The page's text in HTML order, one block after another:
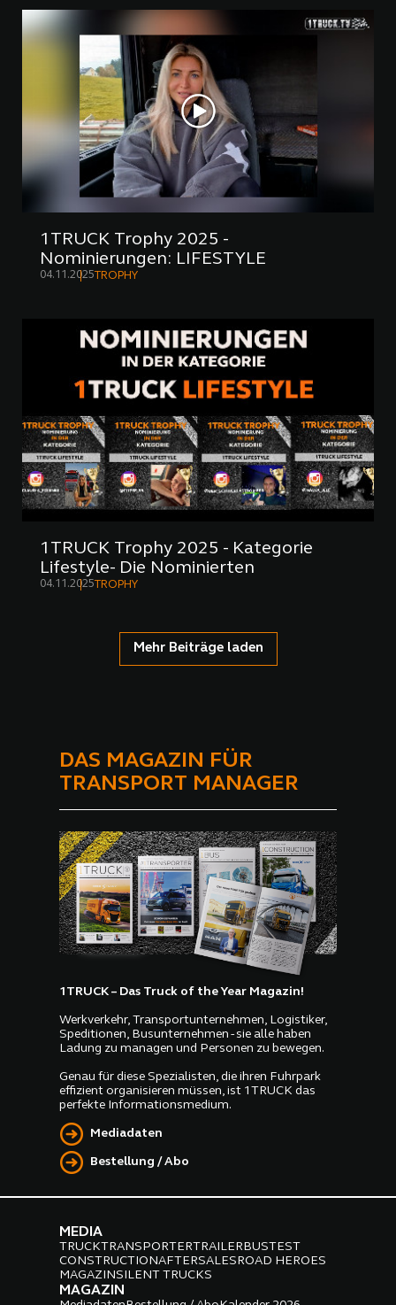
1TRUCK Trophy 2025 -
Nominierungen: LIFESTYLE
04.11.2025TROPHY
1TRUCK Trophy 2025 - Kategorie
Lifestyle- Die Nominierten
04.11.2025TROPHY
Mehr Beiträge laden
DAS MAGAZIN FÜR
TRANSPORT MANAGER
1TRUCK – Das Truck of the Year Magazin!
Werkverkehr, Transportunternehmen, Logistiker,
Speditionen, Busunternehmen - sie alle haben
Ladung zu managen und Personen zu bewegen.
Genau für diese Spezialisten, die ihren Fuhrpark
effizient organisieren müssen, ist 1TRUCK das
perfekte Informationsmedium.
Mediadaten
Bestellung / Abo
MEDIA
TRUCKTRANSPORTERTRAILERBUSTEST
CONSTRUCTIONAFTERSALESROAD HEROES
MAGAZINSILENT TRUCKS
MAGAZIN